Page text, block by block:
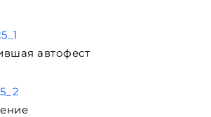
автофест